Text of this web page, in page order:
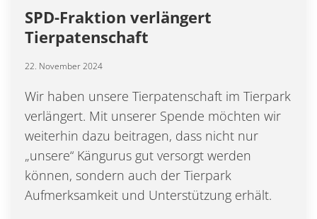
SPD-Fraktion verlängert
Tierpatenschaft
22. November 2024
Wir haben unsere Tierpatenschaft im Tierpark
verlängert. Mit unserer Spende möchten wir
weiterhin dazu beitragen, dass nicht nur
„unsere“ Kängurus gut versorgt werden
können, sondern auch der Tierpark
Aufmerksamkeit und Unterstützung erhält.